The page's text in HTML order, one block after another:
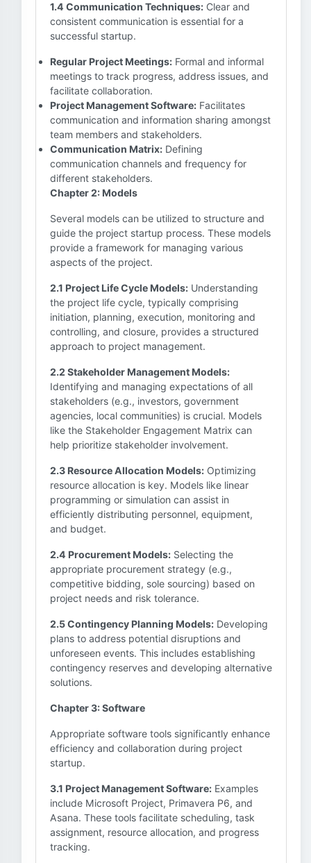
1.4 Communication Techniques: Clear and
consistent communication is essential for a
successful startup.
Regular Project Meetings: Formal and informal
meetings to track progress, address issues, and
facilitate collaboration.
Project Management Software: Facilitates
communication and information sharing amongst
team members and stakeholders.
Communication Matrix: Defining
communication channels and frequency for
different stakeholders.
Chapter 2: Models
Several models can be utilized to structure and
guide the project startup process. These models
provide a framework for managing various
aspects of the project.
2.1 Project Life Cycle Models: Understanding
the project life cycle, typically comprising
initiation, planning, execution, monitoring and
controlling, and closure, provides a structured
approach to project management.
2.2 Stakeholder Management Models:
Identifying and managing expectations of all
stakeholders (e.g., investors, government
agencies, local communities) is crucial. Models
like the Stakeholder Engagement Matrix can
help prioritize stakeholder involvement.
2.3 Resource Allocation Models: Optimizing
resource allocation is key. Models like linear
programming or simulation can assist in
efficiently distributing personnel, equipment,
and budget.
2.4 Procurement Models: Selecting the
appropriate procurement strategy (e.g.,
competitive bidding, sole sourcing) based on
project needs and risk tolerance.
2.5 Contingency Planning Models: Developing
plans to address potential disruptions and
unforeseen events. This includes establishing
contingency reserves and developing alternative
solutions.
Chapter 3: Software
Appropriate software tools significantly enhance
efficiency and collaboration during project
startup.
3.1 Project Management Software: Examples
include Microsoft Project, Primavera P6, and
Asana. These tools facilitate scheduling, task
assignment, resource allocation, and progress
tracking.